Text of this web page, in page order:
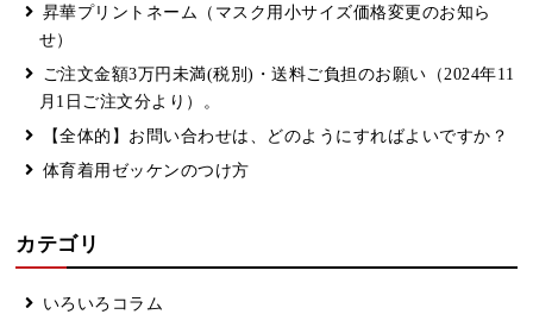
昇華プリントネーム（マスク用小サイズ価格変更のお知ら
せ）
ご注文金額3万円未満(税別)・送料ご負担のお願い（2024年11
月1日ご注文分より）。
【全体的】お問い合わせは、どのようにすればよいですか？
体育着用ゼッケンのつけ方
カテゴリ
いろいろコラム